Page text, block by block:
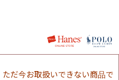
だ今お取扱いできない商品で